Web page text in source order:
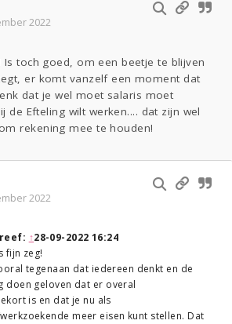
2022
toch goed, om een beetje te blijven
er komt vanzelf een moment dat
dat je wel moet salaris moet
de Efteling wilt werken.... dat zijn wel
rekening mee te houden!
2022
↑28-09-2022 16:24
fijn zeg!
tegenaan dat iedereen denkt en de
doen geloven dat er overal
is en dat je nu als
meer eisen kunt stellen. Dat